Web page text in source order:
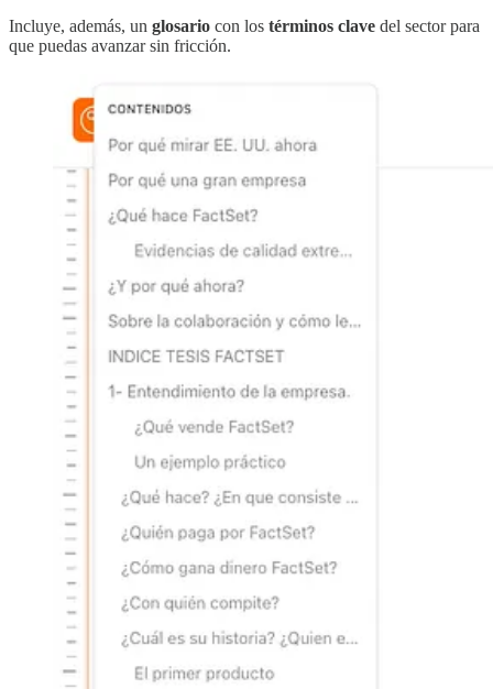
Incluye, además, un glosario con los términos clave del sector para
que puedas avanzar sin fricción.